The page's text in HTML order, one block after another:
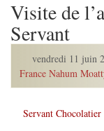
Visite de
Servant
vendredi 11 juin
France Nahum
Servant Chocolatier